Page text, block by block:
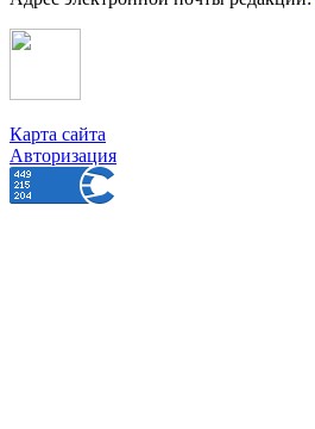
Карта сайта
Авторизация